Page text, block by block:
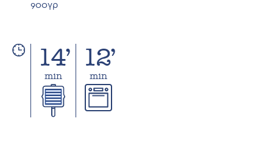
900γρ
14’ 12’